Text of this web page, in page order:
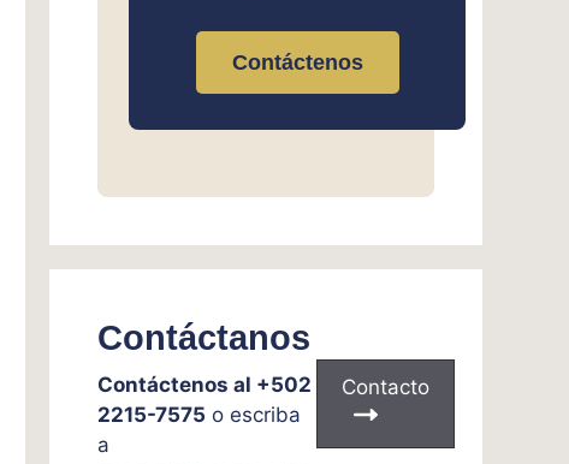
Contáctenos
Contáctanos
Contáctenos al +502
2215-7575 o escriba
a
Contacto